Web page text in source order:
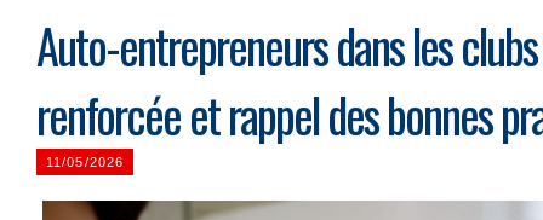
Auto-entrepreneurs dans les
renforcée et rappel des bonnes
11/05/2026